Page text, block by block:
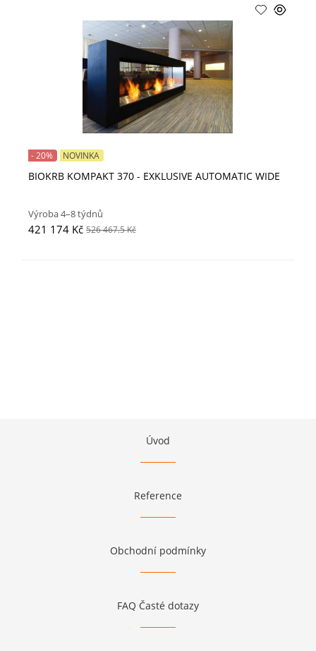
BIOKRB KOMPAKT 370 - EXKLUSIVE AUTOMATIC WIDE
- 20% NOVINKA
Výroba 4–8 týdnů
421 174 Kč 526 467.5 Kč
Úvod
Reference
Obchodní podmínky
FAQ Časté dotazy